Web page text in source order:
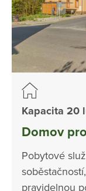
Kapacita 20
Domov
Pobytové
pravidelnou